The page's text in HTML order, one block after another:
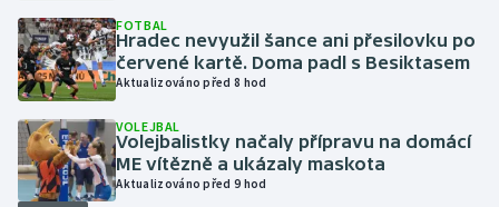
Motorsport
Olympijské hry
Parasport
Plavání
FOTBAL
Hradec nevyužil šance ani přesilovku po
červené kartě. Doma padl s Besiktasem
Aktualizováno před 8 hod
VOLEJBAL
Volejbalistky načaly přípravu na domácí
ME vítězně a ukázaly maskota
Aktualizováno před 9 hod